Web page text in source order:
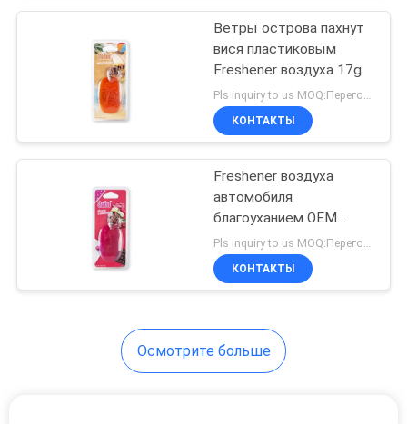
Бумага воздуха
прохладительных
прохладительных
струи воздуха
Ветры острова пахнут
вися пластиковым
Freshener воздуха 17g
Pls inquiry to us MOQ:Переговоры
КОНТАКТЫ
Freshener воздуха
автомобиля
благоуханием OEM
запаха лимонада вишни
КОНТАКТЫ
Осмотрите больше